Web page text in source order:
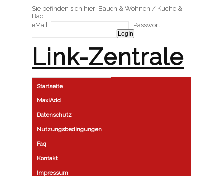
Sie befinden sich hier: Bauen & Wohnen / Küche &
Bad
eMail:
Passwort:
Link-Zentrale
Startseite
MaxiAdd
Datenschutz
Nutzungsbedingungen
Faq
Kontakt
Impressum